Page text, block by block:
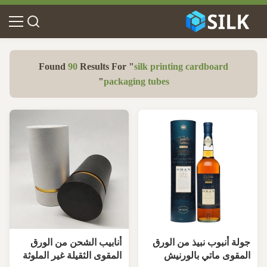
Found 90 Results For "silk printing cardboard
packaging tubes
"
جولة أنبوب نبيذ من الورق
المقوى ماتي بالورنيش
أنابيب الشحن من الورق
المقوى الثقيلة غير الملوثة